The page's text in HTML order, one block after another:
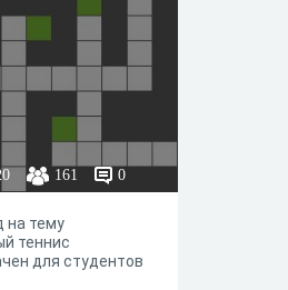
161 0
на тему
теннис
для студентов